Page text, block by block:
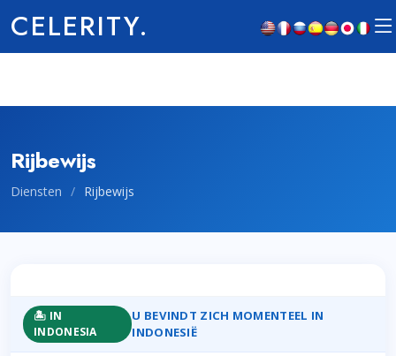
CELERITY.
Rijbewijs
Diensten / Rijbewijs
🏝️ IN
INDONESIA
U BEVINDT ZICH MOMENTEEL IN
INDONESIË